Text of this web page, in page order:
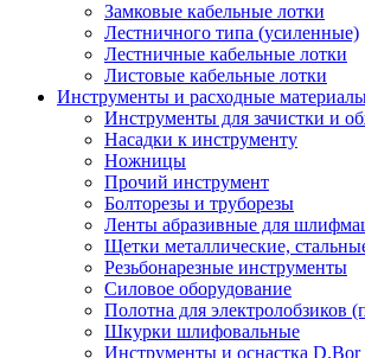
Замковые кабельные лотки
Лестничного типа (усиленные)
Лестничные кабельные лотки
Листовые кабельные лотки
Инструменты и расходные
Инструменты для зачистки и
Насадки к инструменту
Ножницы
Прочий инструмент
Болторезы и труборезы
Ленты абразивные для
Щетки металлические,
Резьбонарезные инструменты
Силовое оборудование
Полотна для электролобзиков
Шкурки шлифовальные
Инструменты и оснастка D.Bor